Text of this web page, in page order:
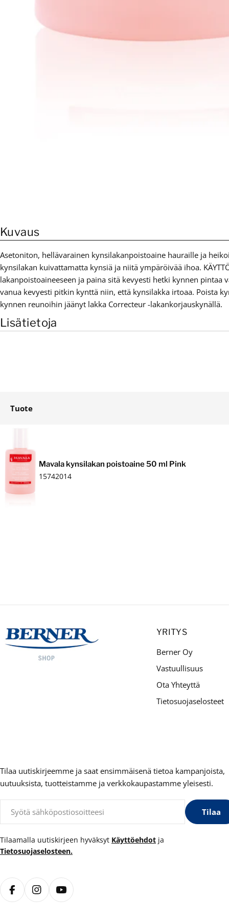
Kuvaus
Asetoniton, hellävarainen kynsilakanpoistoaine hauraille ja
kynsilakan kuivattamatta kynsiä ja niitä ympäröivää ihoa.
lakanpoistoaineeseen ja paina sitä kevyesti hetki kynnen pintaa
vanua kevyesti pitkin kynttä niin, että kynsilakka irtoaa. Poista
kynnen reunoihin jäänyt lakka Correcteur -lakankorjauskynällä.
Lisätietoja
Tuote
Mavala kynsilakan poistoaine 50 ml Pink
15742014
YRITYS
Berner Oy
Vastuullisuus
Ota Yhteyttä
Tietosuojaselosteet
Tilaa uutiskirjeemme ja saat ensimmäisenä tietoa kampanjoista,
uutuuksista, tuotteistamme ja verkkokaupastamme yleisesti.
Tilaa
Tilaamalla uutiskirjeen hyväksyt Käyttöehdot ja
Tietosuojaselosteen.
FacebookInstagramYouTube